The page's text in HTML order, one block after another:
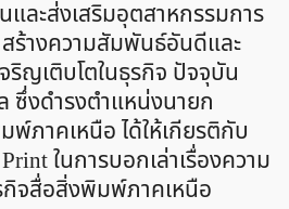
ละส่งเสริมอุตสาหกรรมการ
างความสัมพันธ์อันดีและ
ริญเติบโตในธุรกิจ ปัจจุบัน
งดำรงตำแหน่งนายก
ภาคเหนือ ได้ให้เกียรติกับ
ในการบอกเล่าเรื่องความ
จสื่อสิ่งพิมพ์ภาคเหนือ